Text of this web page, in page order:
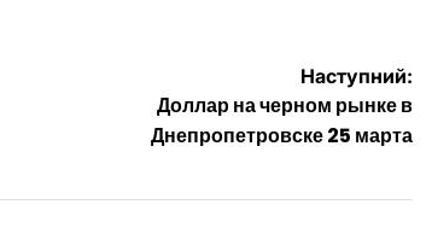
Наступний:
Доллар на черном рынке в
Днепропетровске 25 марта